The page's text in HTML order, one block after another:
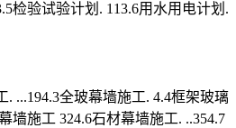
检验试验计划. 113.6用水用电计划.
. ...194.3全玻幕墙施工. 4.4框架玻璃
墙施工 324.6石材幕墙施工. ..354.7